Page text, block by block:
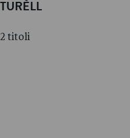
TURÈLL
2 titoli